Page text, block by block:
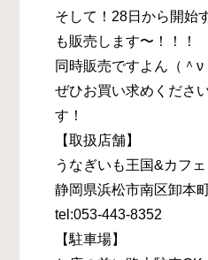
そして！28日から開始
も販売します〜！！！
同時販売ですよん（＾ν
ぜひお買い求めくださ
す！
【取扱店舗】
うなぎいも王国&カフェ
静岡県浜松市南区卸本
tel:053-443-8352
【駐車場】